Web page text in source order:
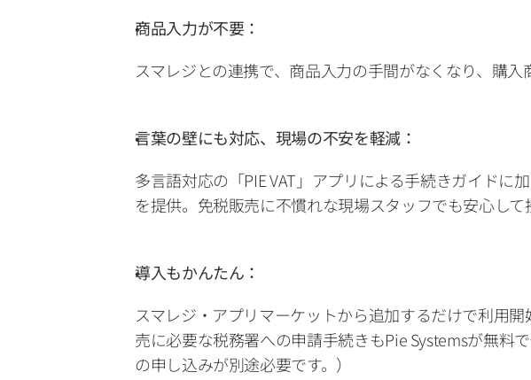
商品入力が不要：
スマレジとの連携で、商品入力の手間がなくなり、購
言葉の壁にも対応、現場の不安を軽減：
多言語対応の「PIE VAT」アプリによる手続きガイド
を提供。免税販売に不慣れな現場スタッフでも安心し
導入もかんたん：
スマレジ・アプリマーケットから追加するだけで利用
売に必要な税務署への申請手続きもPie Systemsが無料
の申し込みが別途必要です。）